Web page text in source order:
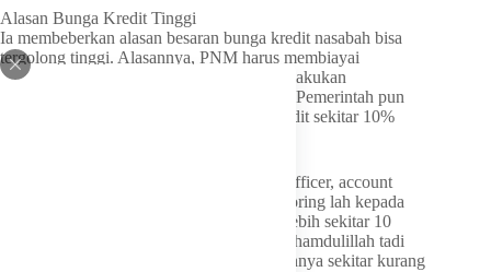
Alasan Bunga Kredit Tinggi
Ia membeberkan alasan besaran bunga kredit nasabah bisa
tergolong tinggi. Alasannya, PNM harus membiayai
operasional account officer (AO) yang melakukan
pendampingan ketat dari rumah ke rumah. Pemerintah pun
memutuskan menyuntik subsidi bunga kredit sekitar 10%
“Jadi, di PNM itu mereka punya account officer, account
officer memberikan pendampingan, monitoring lah kepada
ibu-ibu ini. Jadi diberikan subsidi kurang lebih sekitar 10
persen di dalam range pinjaman ini. Jadi alhamdulillah tadi
sudah dikalkulasikan nanti bunga pinjamannya sekitar kurang